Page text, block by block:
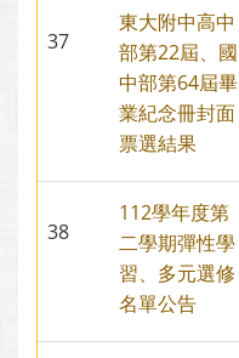
37
東大附中高中
部第22屆、國
中部第64屆畢
業紀念冊封面
票選結果
38
112學年度第
二學期彈性學
習、多元選修
名單公告